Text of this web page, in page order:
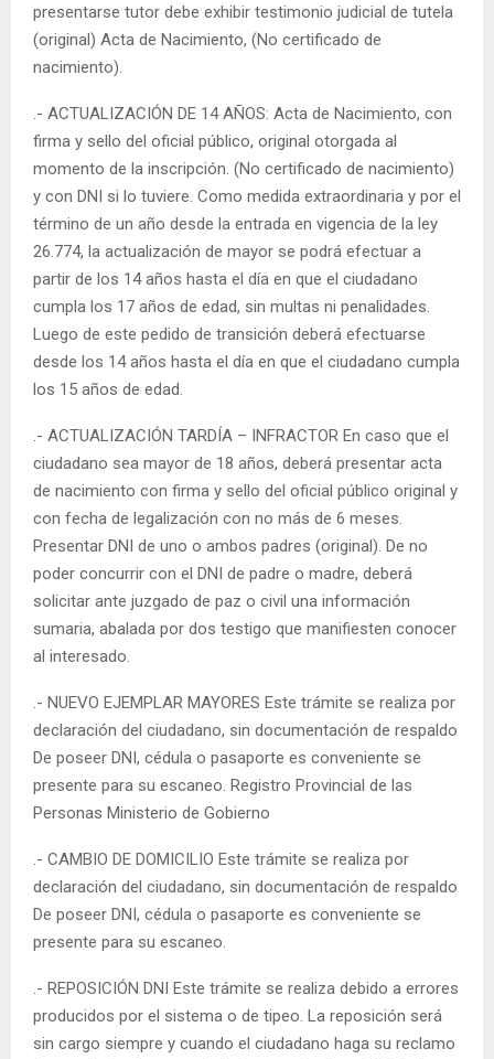
presentarse tutor debe exhibir testimonio judicial de tutela
(original) Acta de Nacimiento, (No certificado de
nacimiento).
.- ACTUALIZACIÓN DE 14 AÑOS: Acta de Nacimiento, con
firma y sello del oficial público, original otorgada al
momento de la inscripción. (No certificado de nacimiento)
y con DNI si lo tuviere. Como medida extraordinaria y por el
término de un año desde la entrada en vigencia de la ley
26.774, la actualización de mayor se podrá efectuar a
partir de los 14 años hasta el día en que el ciudadano
cumpla los 17 años de edad, sin multas ni penalidades.
Luego de este pedido de transición deberá efectuarse
desde los 14 años hasta el día en que el ciudadano cumpla
los 15 años de edad.
.- ACTUALIZACIÓN TARDÍA – INFRACTOR En caso que el
ciudadano sea mayor de 18 años, deberá presentar acta
de nacimiento con firma y sello del oficial público original y
con fecha de legalización con no más de 6 meses.
Presentar DNI de uno o ambos padres (original). De no
poder concurrir con el DNI de padre o madre, deberá
solicitar ante juzgado de paz o civil una información
sumaria, abalada por dos testigo que manifiesten conocer
al interesado.
.- NUEVO EJEMPLAR MAYORES Este trámite se realiza por
declaración del ciudadano, sin documentación de respaldo
De poseer DNI, cédula o pasaporte es conveniente se
presente para su escaneo. Registro Provincial de las
Personas Ministerio de Gobierno
.- CAMBIO DE DOMICILIO Este trámite se realiza por
declaración del ciudadano, sin documentación de respaldo
De poseer DNI, cédula o pasaporte es conveniente se
presente para su escaneo.
.- REPOSICIÓN DNI Este trámite se realiza debido a errores
producidos por el sistema o de tipeo. La reposición será
sin cargo siempre y cuando el ciudadano haga su reclamo